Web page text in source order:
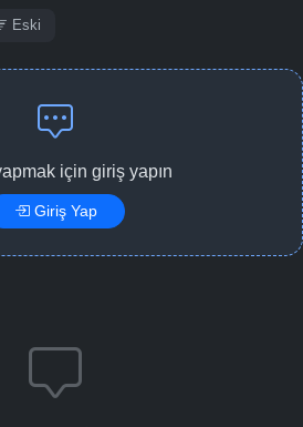
Eski
için giriş yapın
Giriş Yap